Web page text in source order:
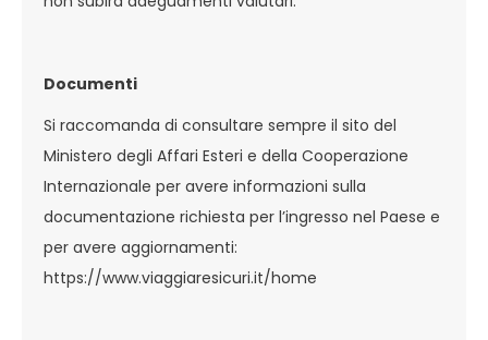
Documenti
Si raccomanda di consultare sempre il sito del
Ministero degli Affari Esteri e della Cooperazione
Internazionale per avere informazioni sulla
documentazione richiesta per l’ingresso nel Paese e
per avere aggiornamenti:
https://www.viaggiaresicuri.it/home